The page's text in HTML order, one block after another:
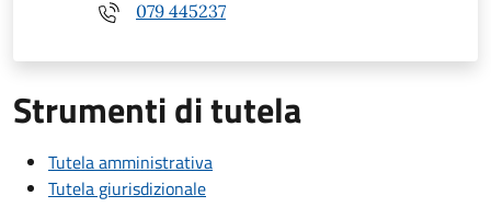
079 445237
Strumenti di tutela
Tutela amministrativa
Tutela giurisdizionale